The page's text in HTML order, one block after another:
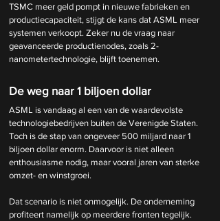
TSMC meer geld pompt in nieuwe fabrieken en
productiecapaciteit, stijgt de kans dat ASML meer
systemen verkoopt. Zeker nu de vraag naar
geavanceerde productienodes, zoals 2-
nanometertechnologie, blijft toenemen.
De weg naar 1 biljoen dollar
ASML is vandaag al een van de waardevolste
technologiebedrijven buiten de Verenigde Staten.
Toch is de stap van ongeveer 500 miljard naar 1
biljoen dollar enorm. Daarvoor is niet alleen
enthousiasme nodig, maar vooral jaren van sterke
omzet- en winstgroei.
Dat scenario is niet onmogelijk. De onderneming
profiteert namelijk op meerdere fronten tegelijk.